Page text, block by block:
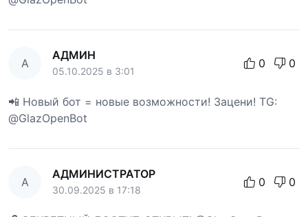
А
АДМИН
05.10.2025 в 3:01
0 0
📲 Новый бот = новые возможности! Зацени! TG:
@GlazOpenBot
А
АДМИНИСТРАТОР
30.09.2025 в 17:18
0 0